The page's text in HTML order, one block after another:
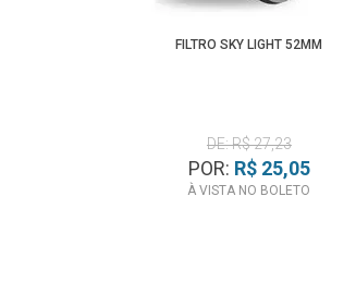
FILTRO SKY LIGHT 52MM
DE: R$ 27,23
POR: R$ 25,05
À VISTA NO BOLETO